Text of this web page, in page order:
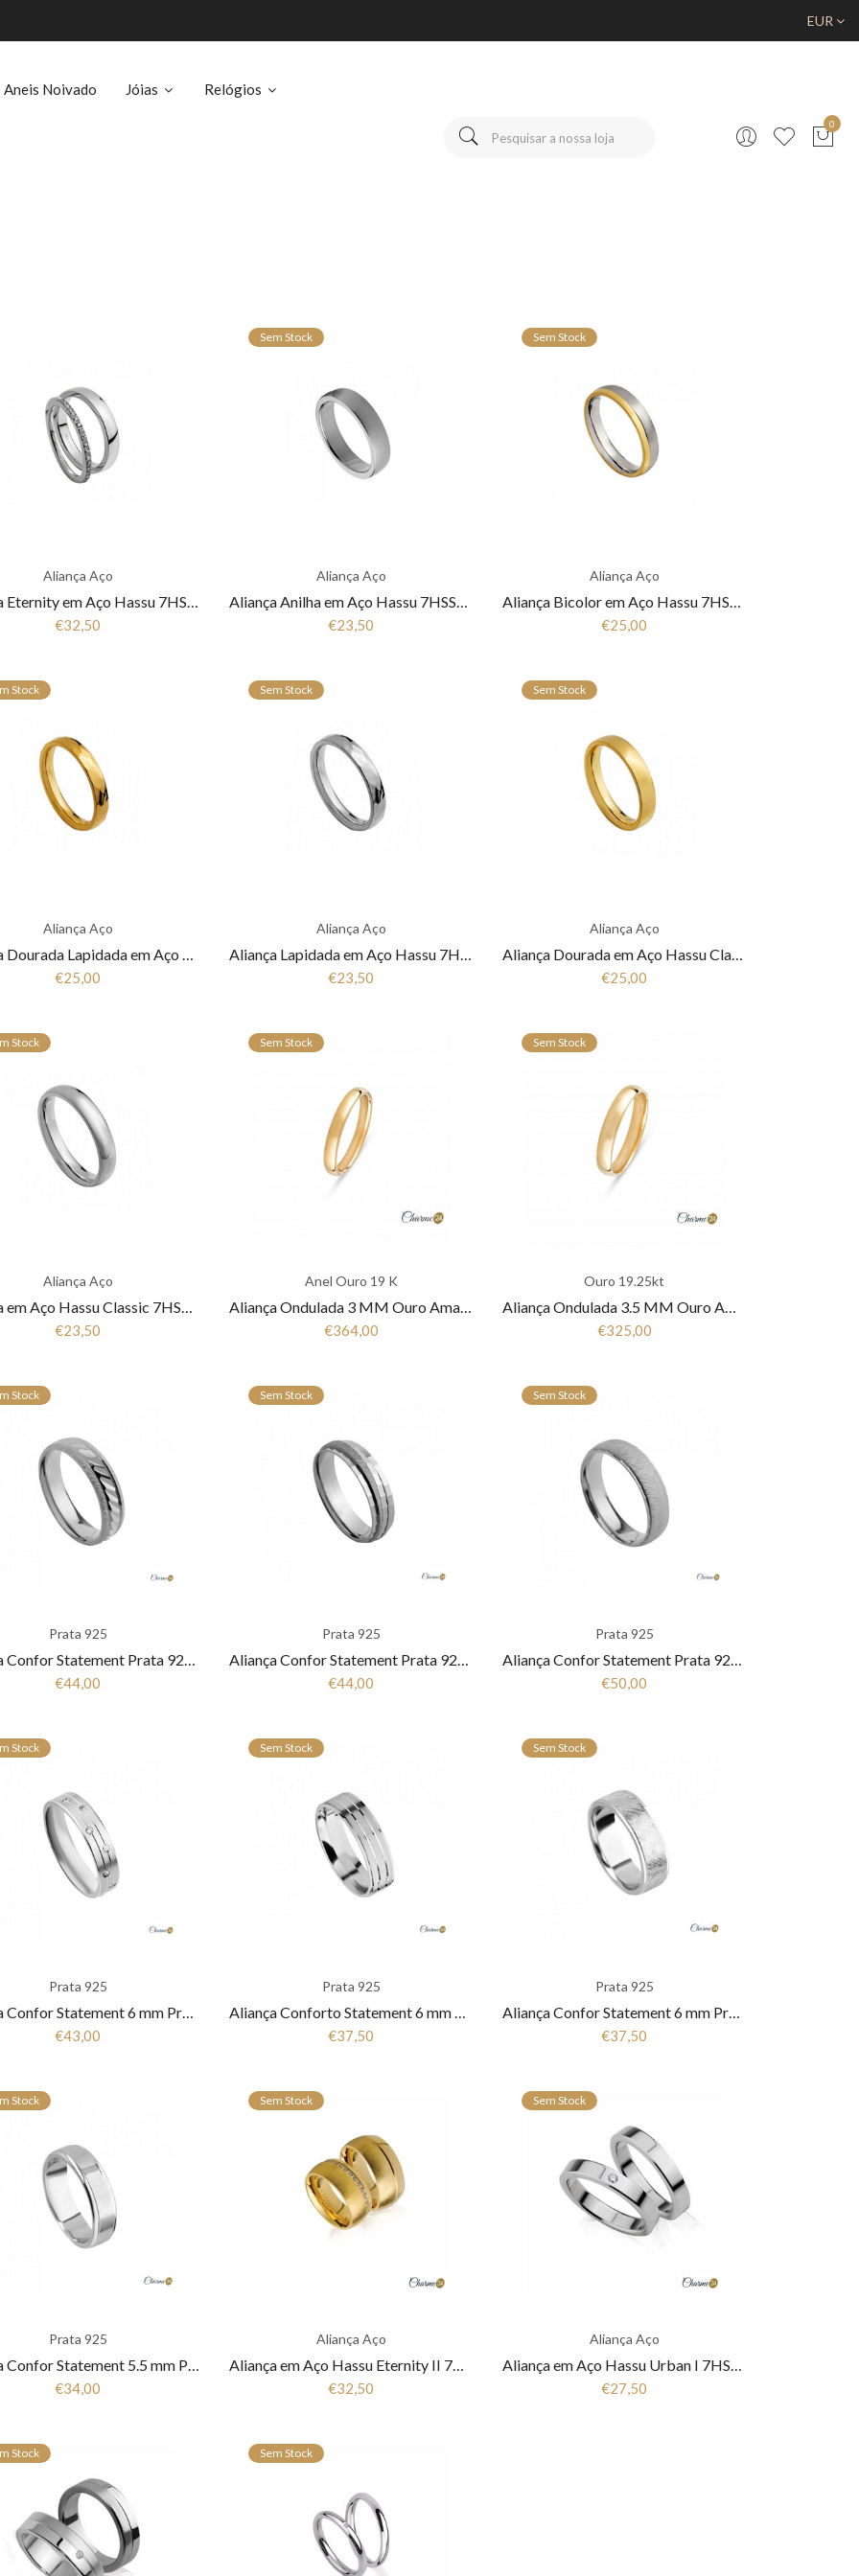
EUR
Aneis Noivado Jóias Relógios
0
Aliança Aço
Aliança Eternity em Aço Hassu 7HSS010148A
€32,50
Sem Stock
Aliança Aço
Aliança Anilha em Aço Hassu 7HSS010148
€23,50
Sem Stock
Aliança Aço
Aliança Bicolor em Aço Hassu 7HSS010147
€25,00
Stock
Aliança Aço
Aliança Dourada Lapidada em Aço Hassu 7HSS010144B
€25,00
Sem Stock
Aliança Aço
Aliança Lapidada em Aço Hassu 7HSS010144
€23,50
Sem Stock
Aliança Aço
Aliança Dourada em Aço Hassu Classic 7HSS010143B
€25,00
Stock
Aliança Aço
Aliança em Aço Hassu Classic 7HSS010142
€23,50
Sem Stock
Anel Ouro 19 K
Aliança Ondulada 3 MM Ouro Amarelo 19.25 kt AFR4422
€364,00
Sem Stock
Ouro 19.25kt
Aliança Ondulada 3.5 MM Ouro Amarelo 19.25 kt AFR4413
€325,00
Stock
Prata 925
Aliança Confor Statement Prata 925 Fla-1AL-FL0057
€44,00
Sem Stock
Prata 925
Aliança Confor Statement Prata 925 Fla-1AL-FL0056
€44,00
Sem Stock
Prata 925
Aliança Confor Statement Prata 925 Fla-1AL-FL0055
€50,00
Stock
Prata 925
Aliança Confor Statement 6 mm Prata 925 Fla-1AL-FL0053-P
€43,00
Sem Stock
Prata 925
Aliança Conforto Statement 6 mm Prata 925 Fla-1AL-FL0053
€37,50
Sem Stock
Prata 925
Aliança Confor Statement 6 mm Prata 925 Fla-1AL-FL0052
€37,50
Stock
Prata 925
Aliança Confor Statement 5.5 mm Prata 925 Fla-1AL-FL0051
€34,00
Sem Stock
Aliança Aço
Aliança em Aço Hassu Eternity II 7HSS-SET09
€32,50
Sem Stock
Aliança Aço
Aliança em Aço Hassu Urban I 7HSS-SET06
€27,50
Stock Sem Stock